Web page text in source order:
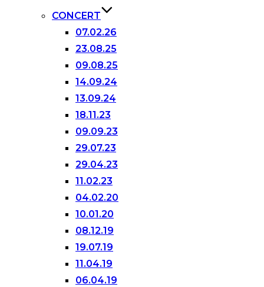
CONCERT
07.02.26
23.08.25
09.08.25
14.09.24
13.09.24
18.11.23
09.09.23
29.07.23
29.04.23
11.02.23
04.02.20
10.01.20
08.12.19
19.07.19
11.04.19
06.04.19